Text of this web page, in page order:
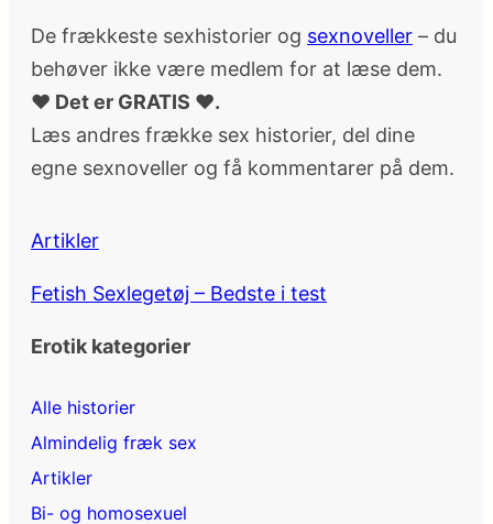
De frækkeste sexhistorier og sexnoveller – du
behøver ikke være medlem for at læse dem.
♥ Det er GRATIS ♥.
Læs andres frække sex historier, del dine
egne sexnoveller og få kommentarer på dem.
Artikler
Fetish Sexlegetøj – Bedste i test
Erotik kategorier
Alle historier
Almindelig fræk sex
Artikler
Bi- og homosexuel